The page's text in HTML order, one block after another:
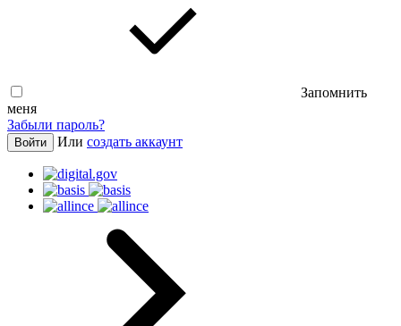
Запомнить
меня
Забыли пароль?
Войти Или создать аккаунт